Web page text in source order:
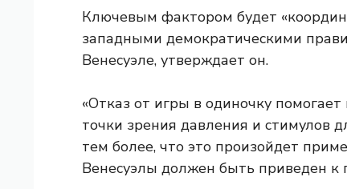
Ключевым фактором будет
западными демократическими
Венесуэле, утверждает он.
«Отказ от игры в одиночку помогает
точки зрения давления и стимулов
тем более, что это произойдет
Венесуэлы должен быть приведен к